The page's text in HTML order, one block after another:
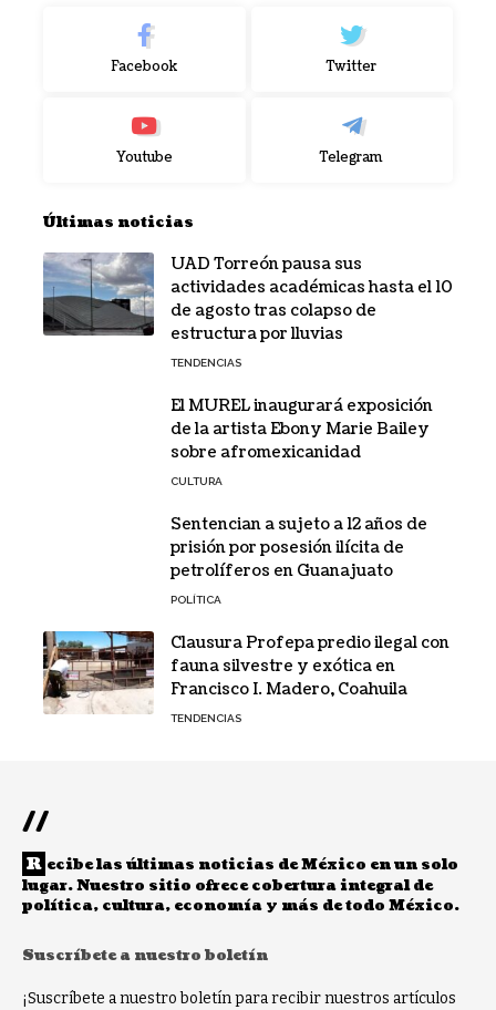
Facebook Twitter
Youtube Telegram
Últimas noticias
UAD Torreón pausa sus
actividades académicas hasta el 10
de agosto tras colapso de
estructura por lluvias
TENDENCIAS
El MUREL inaugurará exposición
de la artista Ebony Marie Bailey
sobre afromexicanidad
CULTURA
Sentencian a sujeto a 12 años de
prisión por posesión ilícita de
petrolíferos en Guanajuato
POLÍTICA
Clausura Profepa predio ilegal con
fauna silvestre y exótica en
Francisco I. Madero, Coahuila
TENDENCIAS
//
R ecibe las últimas noticias de México en un solo
lugar. Nuestro sitio ofrece cobertura integral de
política, cultura, economía y más de todo México.
Suscríbete a nuestro boletín
¡Suscríbete a nuestro boletín para recibir nuestros artículos